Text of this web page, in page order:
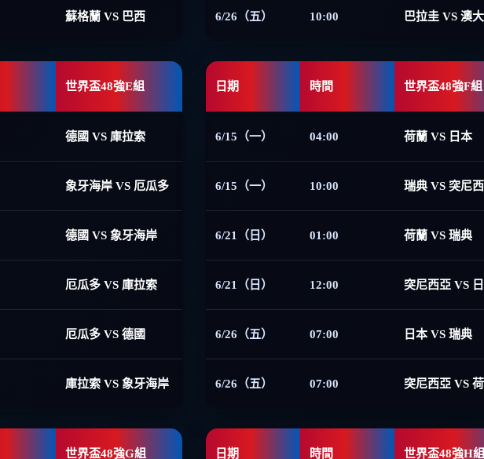
蘇格蘭 VS 巴西 6/26（五） 10:00 巴拉圭 VS 澳
世界盃48強E組
德國 VS 庫拉索
象牙海岸 VS 厄瓜多
德國 VS 象牙海岸
厄瓜多 VS 庫拉索
厄瓜多 VS 德國
庫拉索 VS 象牙海岸
日期 時間 世界盃48強F組
6/15（一） 04:00 荷蘭 VS 日本
6/15（一） 10:00 瑞典 VS 突尼
6/21（日） 01:00 荷蘭 VS 瑞典
6/21（日） 12:00 突尼西亞 VS
6/26（五） 07:00 日本 VS 瑞典
6/26（五） 07:00 突尼西亞 VS
世界盃48強G組 日期 時間 世界盃48強H組